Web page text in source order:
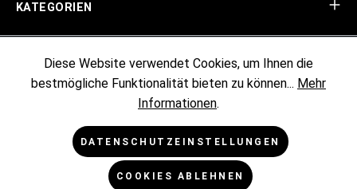
KATEGORIEN
KUNDENINFORMATIONEN
RECHTLICHES
Diese Website verwendet Cookies, um Ihnen die
bestmögliche Funktionalität bieten zu können... Mehr
Informationen.
DATENSCHUTZEINSTELLUNGEN
COOKIES ABLEHNEN